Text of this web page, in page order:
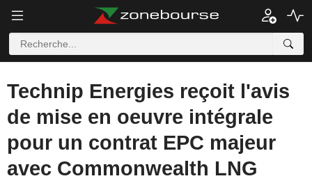
Technip Energies reçoit l'avis
de mise en oeuvre intégrale
pour un contrat EPC majeur
avec Commonwealth LNG